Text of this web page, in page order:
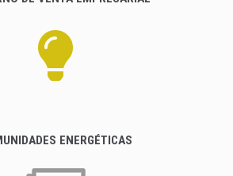
ENERGÉTICAS